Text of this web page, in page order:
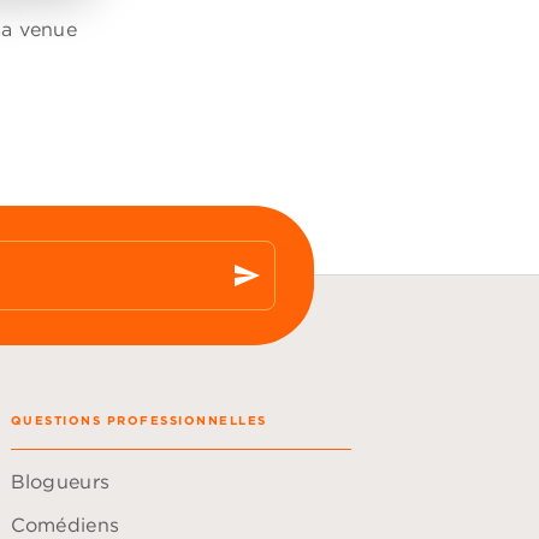
venue
send
QUESTIONS PROFESSIONNELLES
Blogueurs
Comédiens